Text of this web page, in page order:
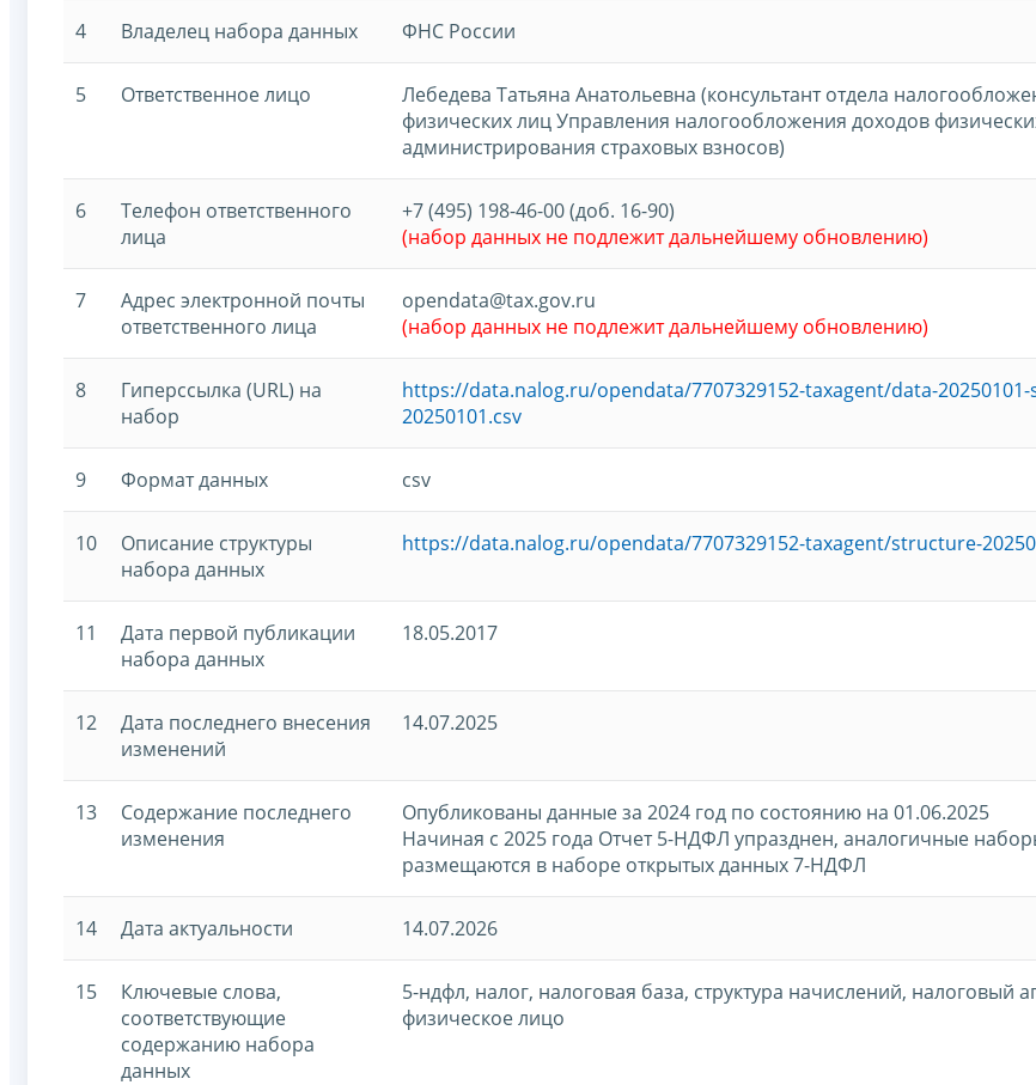
4 Владелец набора данных ФНС России
5 Ответственное лицо
Лебедева Татьяна Анатольевна (консультант отдела
физических лиц Управления налогообложения доходов
администрирования страховых взносов)
6
Телефон ответственного
лица
+7 (495) 198-46-00 (доб. 16-90)
(набор данных не подлежит дальнейшему обновлению)
7
Адрес электронной почты
ответственного лица
opendata@tax.gov.ru
(набор данных не подлежит дальнейшему обновлению)
8
Гиперссылка (URL) на
набор
https://data.nalog.ru/opendata/7707329152-taxagent/data-
20250101.csv
9 Формат данных csv
10
Описание структуры
набора данных
https://data.nalog.ru/opendata/7707329152-taxagent/structure-
11
Дата первой публикации
набора данных
18.05.2017
12
Дата последнего внесения
изменений
14.07.2025
13
Содержание последнего
изменения
Опубликованы данные за 2024 год по состоянию на 01.06.2025
Начиная с 2025 года Отчет 5-НДФЛ упразднен, аналогичные
размещаются в наборе открытых данных 7-НДФЛ
14 Дата актуальности 14.07.2026
15
Ключевые слова,
соответствующие
содержанию набора
данных
5-ндфл, налог, налоговая база, структура начислений, налоговый
физическое лицо